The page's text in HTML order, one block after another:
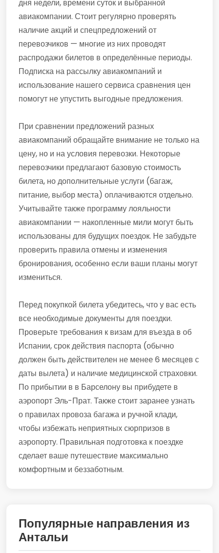
дня недели, времени суток и выбранной
авиакомпании. Стоит регулярно проверять
наличие акций и спецпредложений от
перевозчиков — многие из них проводят
распродажи билетов в определённые периоды.
Подписка на рассылку авиакомпаний и
использование нашего сервиса сравнения цен
помогут не упустить выгодные предложения.
При сравнении предложений разных
авиакомпаний обращайте внимание не только на
цену, но и на условия перевозки. Некоторые
перевозчики предлагают базовую стоимость
билета, но дополнительные услуги (багаж,
питание, выбор места) оплачиваются отдельно.
Учитывайте также программу лояльности
авиакомпании — накопленные мили могут быть
использованы для будущих поездок. Не забудьте
проверить правила отмены и изменения
бронирования, особенно если ваши планы могут
измениться.
Перед покупкой билета убедитесь, что у вас есть
все необходимые документы для поездки.
Проверьте требования к визам для въезда в об
Испании, срок действия паспорта (обычно
должен быть действителен не менее 6 месяцев с
даты вылета) и наличие медицинской страховки.
По прибытии в в Барселону вы прибудете в
аэропорт Эль-Прат. Также стоит заранее узнать
о правилах провоза багажа и ручной клади,
чтобы избежать неприятных сюрпризов в
аэропорту. Правильная подготовка к поездке
сделает ваше путешествие максимально
комфортным и беззаботным.
Популярные направления из
Антальи